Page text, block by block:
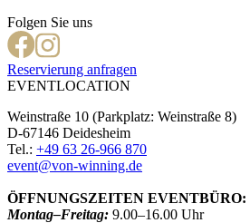
Folgen Sie uns
Reservierung anfragen
EVENTLOCATION
Weinstraße 10 (Parkplatz: Weinstraße 8)
D-67146 Deidesheim
Tel.: +49 63 26-966 870
event@von-winning.de
ÖFFNUNGSZEITEN EVENTBÜRO:
Montag–Freitag: 9.00–16.00 Uhr